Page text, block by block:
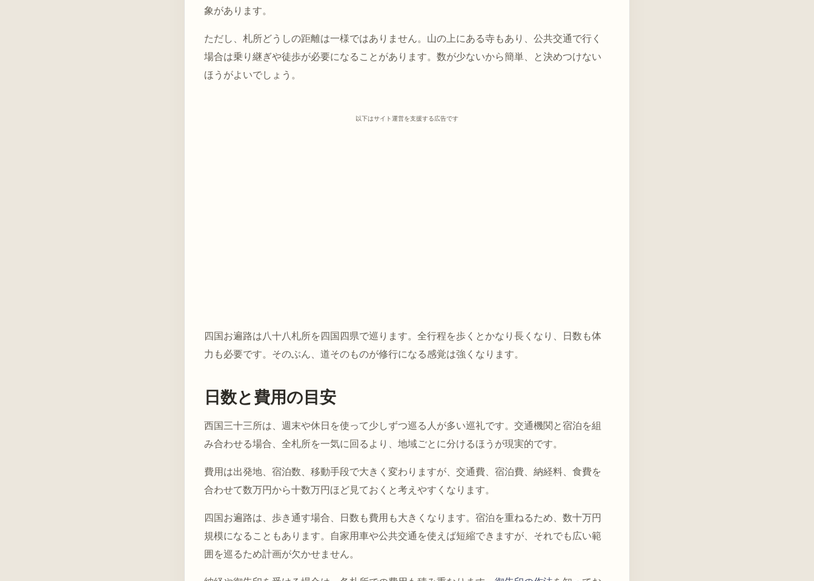
象があります。
ただし、札所どうしの距離は一様ではありません。山の上にある寺もあり、公共交通で行く
場合は乗り継ぎや徒歩が必要になることがあります。数が少ないから簡単、と決めつけない
ほうがよいでしょう。
以下はサイト運営を支援する広告です
四国お遍路は八十八札所を四国四県で巡ります。全行程を歩くとかなり長くなり、日数も体
力も必要です。そのぶん、道そのものが修行になる感覚は強くなります。
日数と費用の目安
西国三十三所は、週末や休日を使って少しずつ巡る人が多い巡礼です。交通機関と宿泊を組
み合わせる場合、全札所を一気に回るより、地域ごとに分けるほうが現実的です。
費用は出発地、宿泊数、移動手段で大きく変わりますが、交通費、宿泊費、納経料、食費を
合わせて数万円から十数万円ほど見ておくと考えやすくなります。
四国お遍路は、歩き通す場合、日数も費用も大きくなります。宿泊を重ねるため、数十万円
規模になることもあります。自家用車や公共交通を使えば短縮できますが、それでも広い範
囲を巡るため計画が欠かせません。